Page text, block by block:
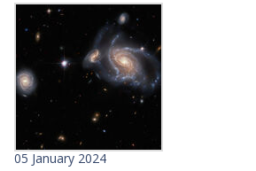
05 January 2024